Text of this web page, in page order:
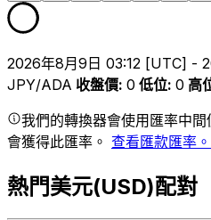
2026年8月9日 03:12 [UTC] -
JPY/ADA 收盤價: 0 低位: 0 高
我們的轉換器會使用匯率中
會獲得此匯率。 查看匯款匯率。
熱門美元(USD)配對